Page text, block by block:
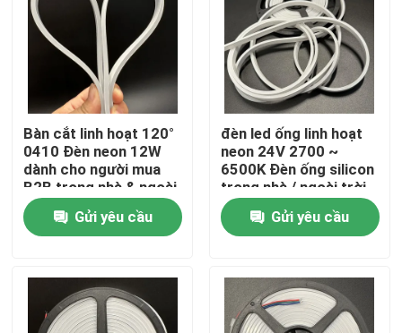
Nhà
Bàn cắt linh hoạt 120°
0410 Đèn neon 12W
dành cho người mua
B2B trong nhà & ngoài
trời
Gửi yêu cầu
đèn led ống linh hoạt
neon 24V 2700 ~
6500K Đèn ống silicon
trong nhà / ngoài trời
IP65 12W
Gửi yêu cầu